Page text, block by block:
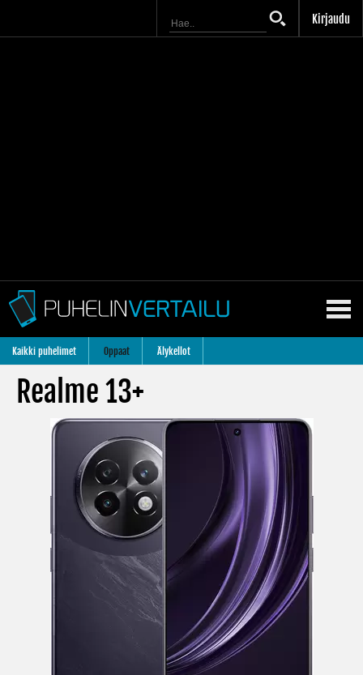
Kirjaudu
Kaikki puhelimet Oppaat Älykellot
Realme 13+